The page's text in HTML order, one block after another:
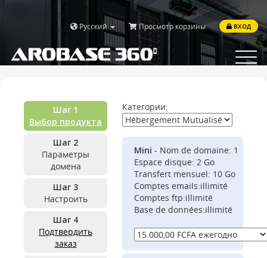
Русский Просмотр корзины ВХОД
Toggle
Шаг 1
Выбор продукта
Шаг 2
Параметры
домена
Шаг 3
Настроить
Шаг 4
Подтвердить
заказ
Категории:
Mini - Nom de domaine: 1
Espace disque: 2 Go
Transfert mensuel: 10 Go
Comptes emails:illimité
Comptes ftp:illimité
Base de données:illimité